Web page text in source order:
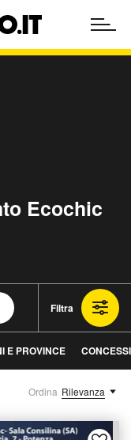
Ecochic
Filtra
E PROVINCE
Ordina Rilevanza